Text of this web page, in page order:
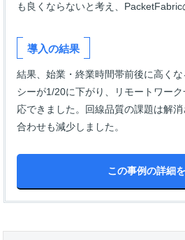
も良くならないと考え、PacketFabric
導入の結果
結果、始業・終業時間帯前後に高く
シーが1/20に下がり、リモートワー
応できました。回線品質の課題は解
合わせも減少しました。
この事例の詳細